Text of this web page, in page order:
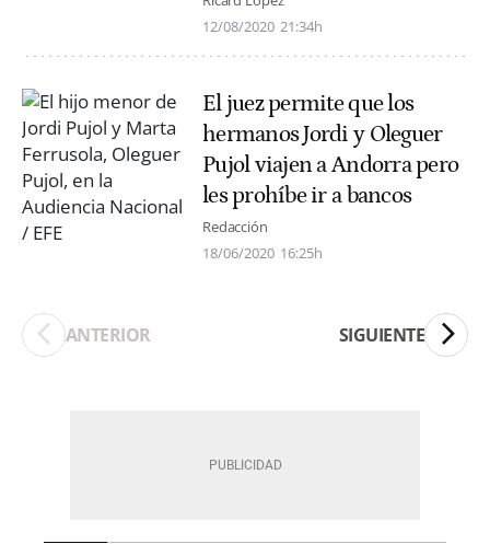
12/08/2020 21:34h
El juez permite que los
hermanos Jordi y Oleguer
Pujol viajen a Andorra pero
les prohíbe ir a bancos
Redacción
18/06/2020 16:25h
ANTERIOR SIGUIENTE